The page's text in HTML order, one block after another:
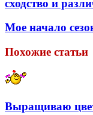
сходство и
Мое начало
Похожие статьи
Выращиваю